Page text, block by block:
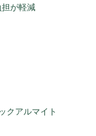
が軽減
クアルマイト